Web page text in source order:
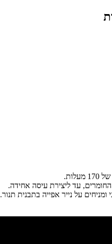
עד ליצירת עיסה אחידה.
ומניחים על נייר אפייה בתבנית תנור.